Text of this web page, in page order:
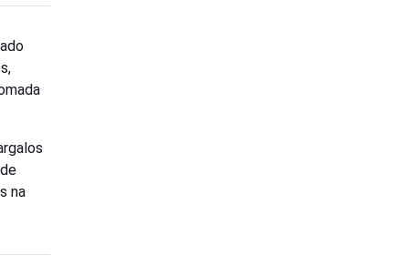
na